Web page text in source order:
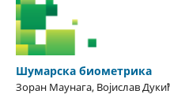
Шумарска биометрика
Зоран Маунага, Војислав